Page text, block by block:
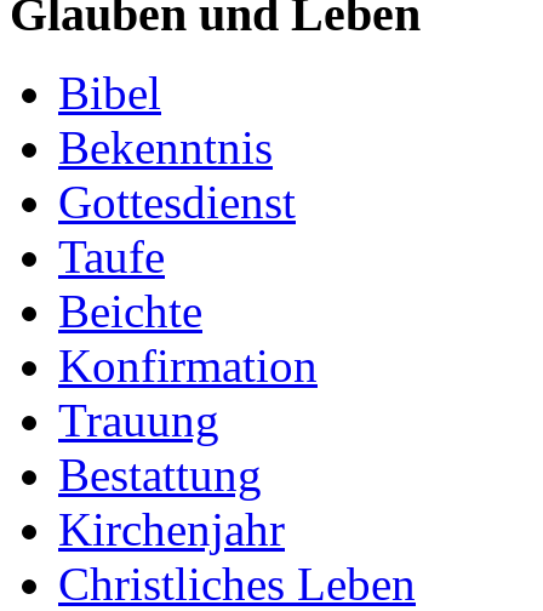
Glauben und Leben
Bibel
Bekenntnis
Gottesdienst
Taufe
Beichte
Konfirmation
Trauung
Bestattung
Kirchenjahr
Christliches Leben